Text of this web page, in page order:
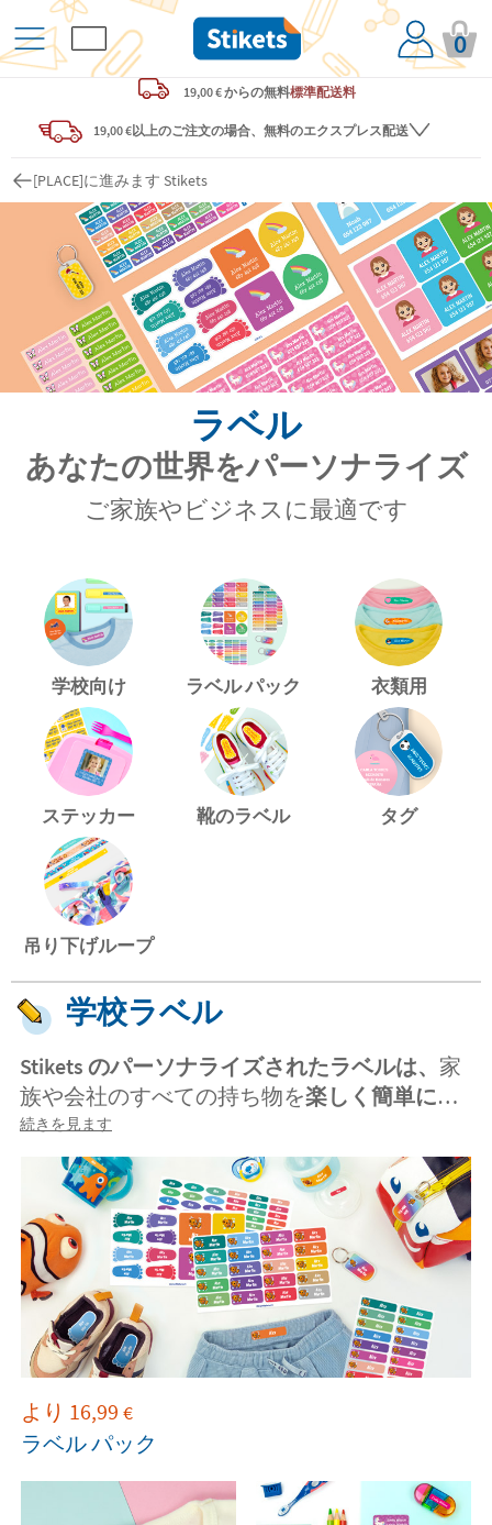
0
19,00 € からの無料標準配送料
19,00 €以上のご注文の場合、無料のエクスプレス配送
[PLACE]に進みます Stikets
ラベル
あなたの世界をパーソナライズ
ご家族やビジネスに最適です
学校向け ラベル パック 衣類用
ステッカー 靴のラベル タグ
吊り下げループ
学校ラベル
Stikets のパーソナライズされたラベルは、 家
族や会社のすべての持ち物を楽しく簡単に追
跡する方法です。たとえば、子供の学用品や
幼稚園の衣類をすべて特定します。
アイロン
接着ラベルは
熱接着性があり、洗濯機や乾燥
機に対して非常に耐性があり
ます。
多目的ラ
ベルは、
どこにいてもすべての持ち物を識別
できるように設計されています。さらに、多
目的ラベルは
食器洗い機で洗え、 耐候性が
ります。任意の構成を選択して、独自の
Stikets をデザインします。
続きを見ます
より 16,99 €
ラベル パック